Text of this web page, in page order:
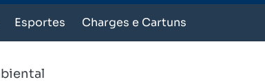
Esportes Charges e Cartuns